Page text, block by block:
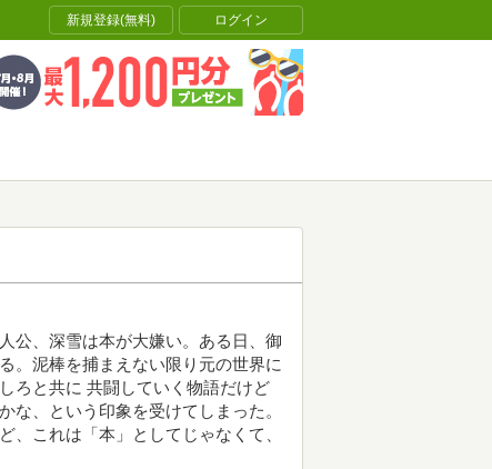
新規登録(無料) ログイン
公、深雪は本が大嫌い。ある日、御
。泥棒を捕まえない限り元の世界に
ろと共に 共闘していく物語だけど
な、という印象を受けてしまった。
、これは「本」としてじゃなくて、